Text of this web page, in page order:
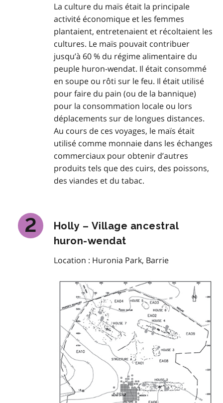
La culture du maïs était la principale
activité économique et les femmes
plantaient, entretenaient et récoltaient les
cultures. Le maïs pouvait contribuer
jusqu’à 60 % du régime alimentaire du
peuple huron-wendat. Il était consommé
en soupe ou rôti sur le feu. Il était utilisé
pour faire du pain (ou de la bannique)
pour la consommation locale ou lors
déplacements sur de longues distances.
Au cours de ces voyages, le maïs était
utilisé comme monnaie dans les échanges
commerciaux pour obtenir d’autres
produits tels que des cuirs, des poissons,
des viandes et du tabac.
Holly – Village ancestral
huron-wendat
Location : Huronia Park, Barrie